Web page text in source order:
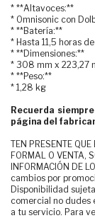
* **Altavoces:**
* Omnisonic con
* **Batería:**
* Hasta 11,5 horas
* **Dimensiones:**
* 308 mm x 223,27
* **Peso:**
* 1,28 kg
Recuerda
página del
TEN PRESENTE
FORMAL O VENTA,
INFORMACIÓN DE
cambios por
Disponibilidad
comercial no dudes
a tu servicio. Para